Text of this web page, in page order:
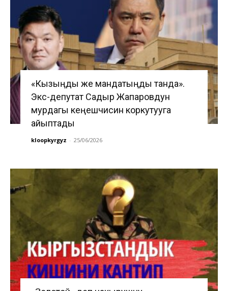
«Кызыңды же мандатыңды танда».
Экс-депутат Садыр Жапаровдун
мурдагы кеңешчисин коркутууга
айыптады
kloopkyrgyz - 25/06/2026